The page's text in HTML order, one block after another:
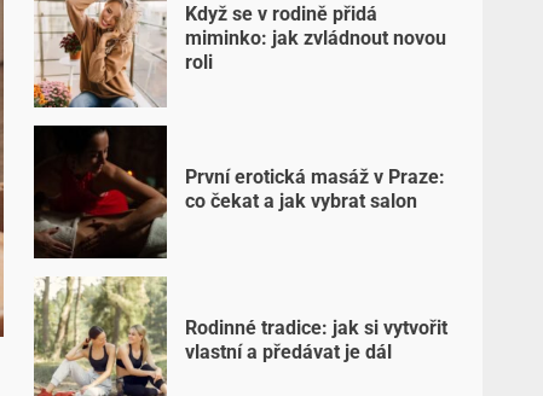
Když se v rodině přidá
miminko: jak zvládnout novou
roli
První erotická masáž v Praze:
co čekat a jak vybrat salon
Rodinné tradice: jak si vytvořit
vlastní a předávat je dál